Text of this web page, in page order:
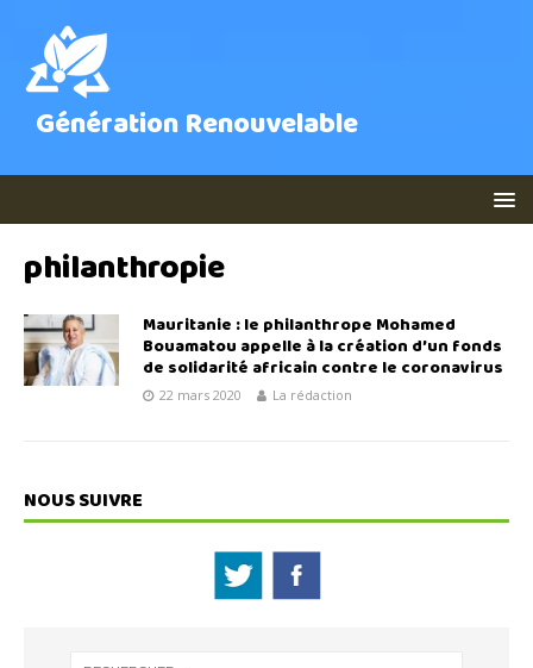
Génération Renouvelable
philanthropie
Mauritanie : le philanthrope Mohamed
Bouamatou appelle à la création d’un fonds
de solidarité africain contre le coronavirus
22 mars 2020 La rédaction
NOUS SUIVRE